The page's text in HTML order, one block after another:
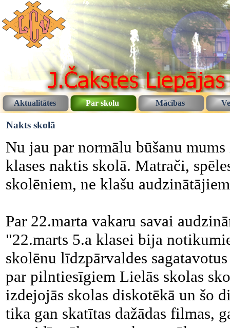
Aktualitātes Par skolu Mācības
Nakts skolā
Nu jau par normālu būšanu
klases naktis skolā. Matrači,
skolēniem, ne klašu
Par 22.marta vakaru savai
"22.marts 5.a klasei bija
skolēnu līdzpārvaldes
par pilntiesīgiem Lielās skolas
izdejojās skolas diskotēkā un šo
tika gan skatītas dažādas filmas,